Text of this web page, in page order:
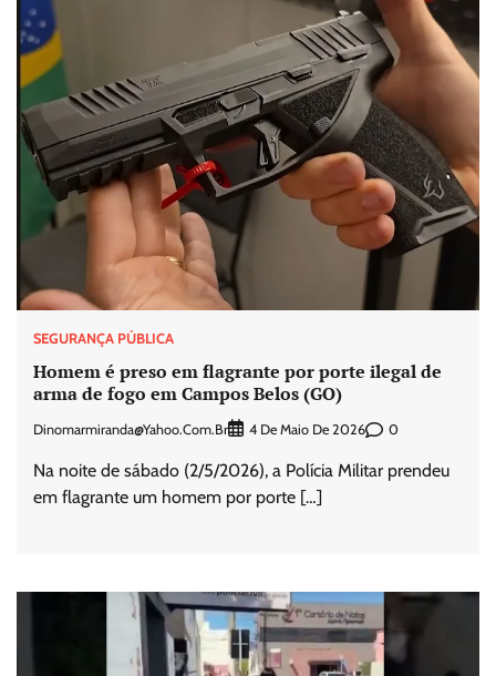
SEGURANÇA PÚBLICA
Homem é preso em flagrante por porte ilegal de
arma de fogo em Campos Belos (GO)
Dinomarmiranda@yahoo.com.br 4 De Maio De 2026 0
Na noite de sábado (2/5/2026), a Polícia Militar prendeu
em flagrante um homem por porte […]